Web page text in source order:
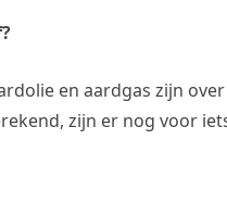
en aardgas zijn
zijn er nog voor